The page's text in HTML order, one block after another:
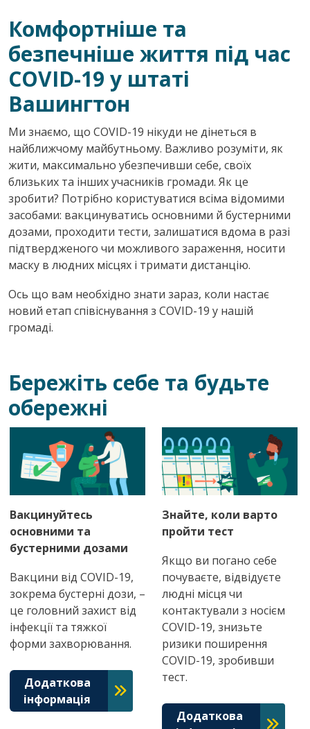
Комфортніше та
безпечніше життя під час
COVID-19 у штаті
Вашингтон
Ми знаємо, що COVID-19 нікуди не дінеться в
найближчому майбутньому. Важливо розуміти, як
жити, максимально убезпечивши себе, своїх
близьких та інших учасників громади. Як це
зробити? Потрібно користуватися всіма відомими
засобами: вакцинуватись основними й бустерними
дозами, проходити тести, залишатися вдома в разі
підтвердженого чи можливого зараження, носити
маску в людних місцях і тримати дистанцію.
Ось що вам необхідно знати зараз, коли настає
новий етап співіснування з COVID-19 у нашій
громаді.
Бережіть себе та будьте
обережні
Вакцинуйтесь
основними та
бустерними дозами
Вакцини від COVID-19,
зокрема бустерні дози, –
це головний захист від
інфекції та тяжкої
форми захворювання.
Додаткова
інформація
Знайте, коли варто
пройти тест
Якщо ви погано себе
почуваєте, відвідуєте
людні місця чи
контактували з носієм
COVID-19, знизьте
ризики поширення
COVID-19, зробивши
тест.
Додаткова